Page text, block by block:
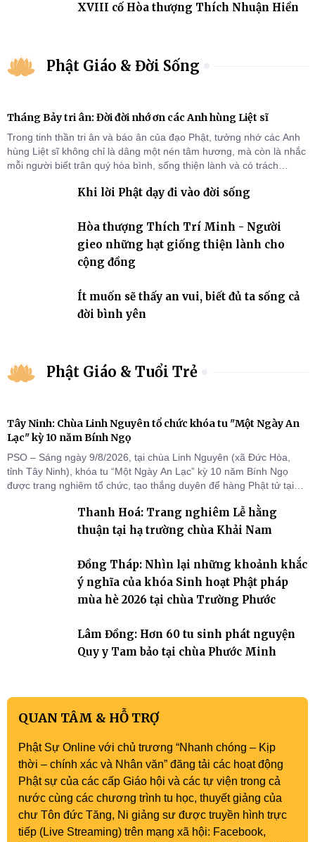
XVIII cố Hòa thượng Thích Nhuận Hiền
Phật Giáo & Đời Sống
Tháng Bảy tri ân: Đời đời nhớ ơn các Anh hùng Liệt sĩ
Trong tinh thần tri ân và báo ân của đạo Phật, tưởng nhớ các Anh
hùng Liệt sĩ không chỉ là dâng một nén tâm hương, mà còn là nhắc
mỗi người biết trân quý hòa bình, sống thiện lành và có trách
Khi lời Phật dạy đi vào đời sống
Hòa thượng Thích Trí Minh - Người
gieo những hạt giống thiện lành cho
cộng đồng
Ít muốn sẽ thấy an vui, biết đủ ta sống cả
đời bình yên
Phật Giáo & Tuổi Trẻ
Tây Ninh: Chùa Linh Nguyên tổ chức khóa tu "Một Ngày An
Lạc" kỳ 10 năm Bính Ngọ
PSO – Sáng ngày 9/8/2026, tại chùa Linh Nguyên (xã Đức Hòa,
tỉnh Tây Ninh), khóa tu “Một Ngày An Lạc” kỳ 10 năm Bính Ngọ
được trang nghiêm tổ chức, tạo thắng duyên để hàng Phật tử tại
Thanh Hoá: Trang nghiêm Lễ hằng
thuận tại hạ trường chùa Khải Nam
Đồng Tháp: Nhìn lại những khoảnh khắc
ý nghĩa của khóa Sinh hoạt Phật pháp
mùa hè 2026 tại chùa Trường Phước
Lâm Đồng: Hơn 60 tu sinh phát nguyện
Quy y Tam bảo tại chùa Phước Minh
QUAN TÂM & HỖ TRỢ
Phật Sự Online với chủ trương “Nhanh chóng – Kịp
thời – chính xác và Nhân văn” đăng tải các hoạt động
Phật sự của các cấp Giáo hội và các tự viện trong cả
nước cùng các chương trình tu học, thuyết giảng của
chư Tôn đức Tăng, Ni giảng sư được truyền hình trực
tiếp (Live Streaming) trên mạng xã hội: Facebook,